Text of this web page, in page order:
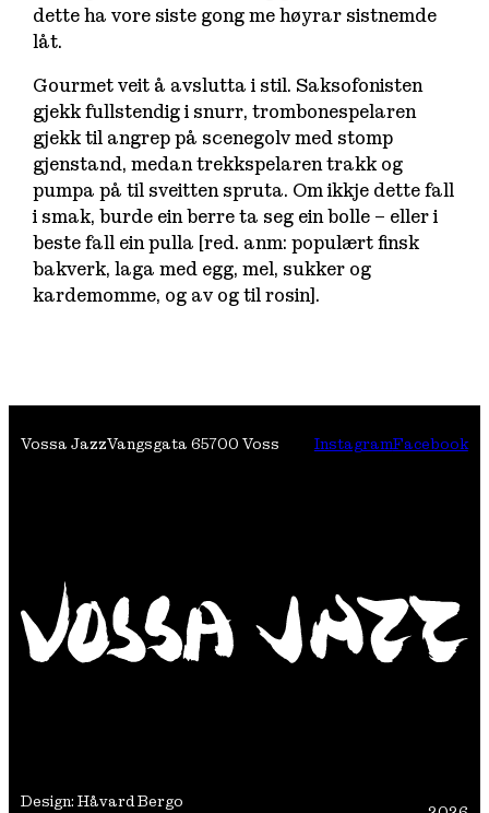
dette ha vore siste gong me høyrar sistnemde
låt.
Gourmet veit å avslutta i stil. Saksofonisten
gjekk fullstendig i snurr, trombonespelaren
gjekk til angrep på scenegolv med stomp
gjenstand, medan trekkspelaren trakk og
pumpa på til sveitten spruta. Om ikkje dette fall
i smak, burde ein berre ta seg ein bolle – eller i
beste fall einpulla [red. anm: populært finsk
bakverk, laga med egg, mel, sukker og
kardemomme, og av og til rosin].
Vossa JazzVangsgata 65700 Voss InstagramFacebook
Design: Håvard Bergo